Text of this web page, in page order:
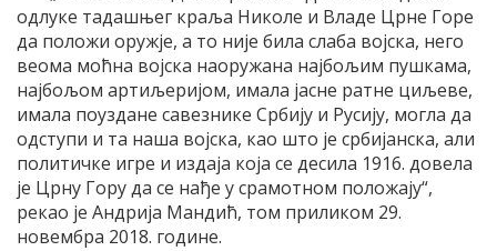
одлуке тадашњег краља Николе и Владе Црне Горе
да положи оружје, а то није била слаба војска, него
веома моћна војска наоружана најбољим пушкама,
најбољом артиљеријом, имала јасне ратне циљеве,
имала поуздане савезнике Србију и Русију, могла да
одступи и та наша војска, као што је србијанска, али
политичке игре и издаја која се десила 1916. довела
је Црну Гору да се нађе у срамотном положају“,
рекао је Андрија Мандић, том приликом 29.
новембра 2018. године.